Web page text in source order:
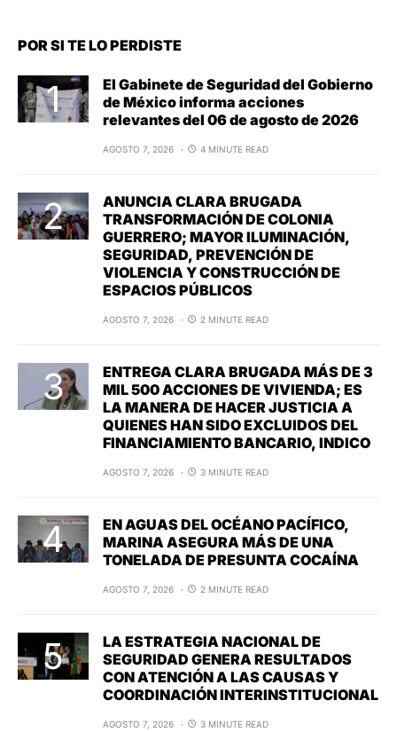
POR SI TE LO PERDISTE
El Gabinete de Seguridad del Gobierno
de México informa acciones
relevantes del 06 de agosto de 2026
AGOSTO 7, 2026 4 MINUTE READ
ANUNCIA CLARA BRUGADA
TRANSFORMACIÓN DE COLONIA
GUERRERO; MAYOR ILUMINACIÓN,
SEGURIDAD, PREVENCIÓN DE
VIOLENCIA Y CONSTRUCCIÓN DE
ESPACIOS PÚBLICOS
AGOSTO 7, 2026 2 MINUTE READ
ENTREGA CLARA BRUGADA MÁS DE 3
MIL 500 ACCIONES DE VIVIENDA; ES
LA MANERA DE HACER JUSTICIA A
QUIENES HAN SIDO EXCLUIDOS DEL
FINANCIAMIENTO BANCARIO, INDICO
AGOSTO 7, 2026 3 MINUTE READ
EN AGUAS DEL OCÉANO PACÍFICO,
MARINA ASEGURA MÁS DE UNA
TONELADA DE PRESUNTA COCAÍNA
AGOSTO 7, 2026 2 MINUTE READ
LA ESTRATEGIA NACIONAL DE
SEGURIDAD GENERA RESULTADOS
CON ATENCIÓN A LAS CAUSAS Y
COORDINACIÓN INTERINSTITUCIONAL
AGOSTO 7, 2026 3 MINUTE READ